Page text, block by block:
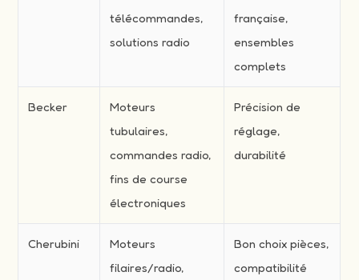
télécommandes,
solutions radio
française,
ensembles
complets
Becker
Moteurs
tubulaires,
commandes radio,
fins de course
électroniques
Précision de
réglage,
durabilité
Cherubini
Moteurs
filaires/radio,
Bon choix pièces,
compatibilité